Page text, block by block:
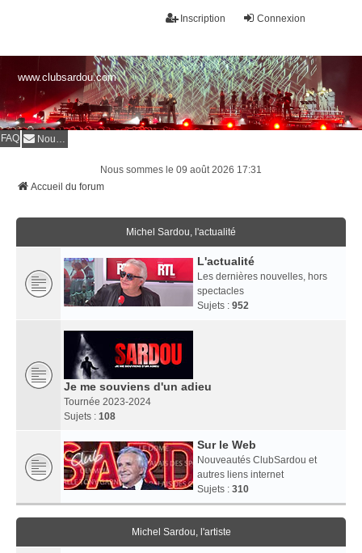
Connexion
Inscription
www.clubsardou.com
FAQ Nous contacter
Nous sommes le 09 août 2026 17:31
Accueil du forum
Michel Sardou, l'actualité
L'actualité
Les dernières nouvelles, hors
spectacles
Sujets : 952
Je me souviens d'un adieu
Tournée 2023-2024
Sujets : 108
Sur le Web
Nouveautés ClubSardou et
autres liens internet
Sujets : 310
Michel Sardou, l'artiste